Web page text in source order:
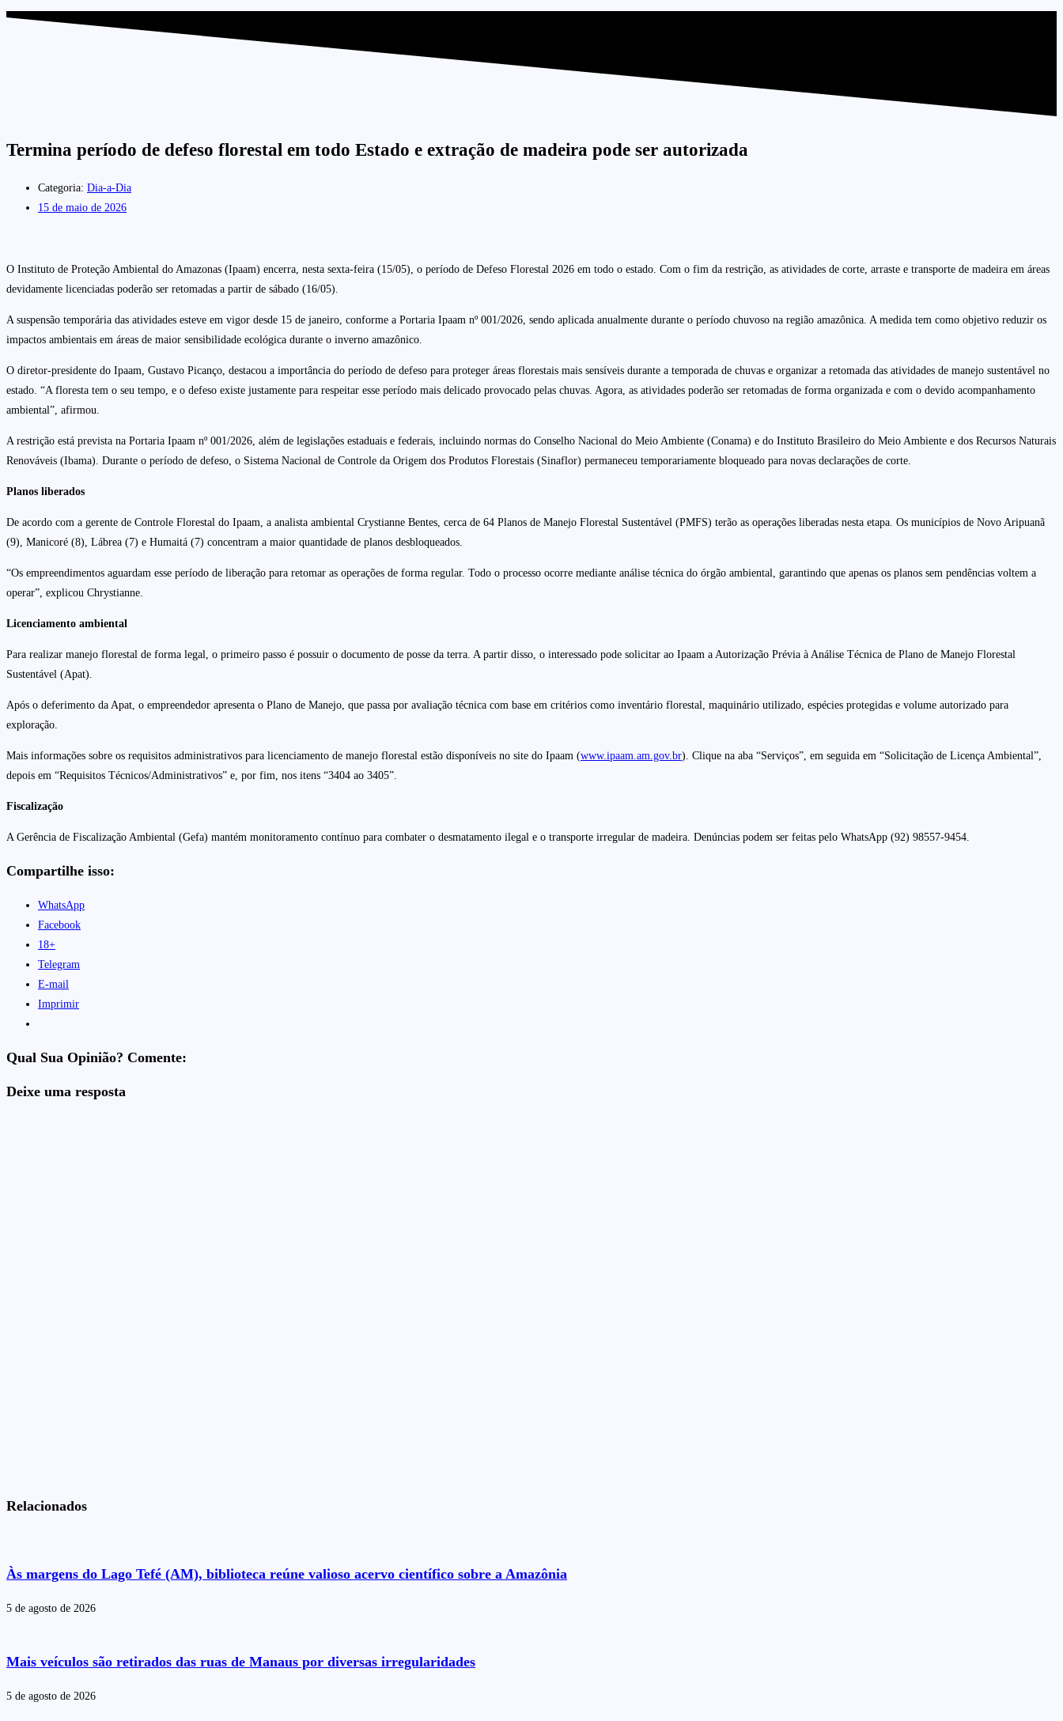
Termina período de defeso florestal em todo Estado e extração de madeira pode ser autorizada
Categoria: Dia-a-Dia
15 de maio de 2026
O Instituto de Proteção Ambiental do Amazonas (Ipaam) encerra, nesta sexta-feira (15/05), o período de Defeso Florestal 2026 em todo o estado. Com o fim da restrição, as atividades de corte, arraste e transporte de madeira em áreas
devidamente licenciadas poderão ser retomadas a partir de sábado (16/05).
A suspensão temporária das atividades esteve em vigor desde 15 de janeiro, conforme a Portaria Ipaam nº 001/2026, sendo aplicada anualmente durante o período chuvoso na região amazônica. A medida tem como objetivo reduzir os
impactos ambientais em áreas de maior sensibilidade ecológica durante o inverno amazônico.
O diretor-presidente do Ipaam, Gustavo Picanço, destacou a importância do período de defeso para proteger áreas florestais mais sensíveis durante a temporada de chuvas e organizar a retomada das atividades de manejo sustentável no
estado. “A floresta tem o seu tempo, e o defeso existe justamente para respeitar esse período mais delicado provocado pelas chuvas. Agora, as atividades poderão ser retomadas de forma organizada e com o devido acompanhamento
ambiental”, afirmou.
A restrição está prevista na Portaria Ipaam nº 001/2026, além de legislações estaduais e federais, incluindo normas do Conselho Nacional do Meio Ambiente (Conama) e do Instituto Brasileiro do Meio Ambiente e dos Recursos Naturais
Renováveis (Ibama). Durante o período de defeso, o Sistema Nacional de Controle da Origem dos Produtos Florestais (Sinaflor) permaneceu temporariamente bloqueado para novas declarações de corte.
Planos liberados
De acordo com a gerente de Controle Florestal do Ipaam, a analista ambiental Crystianne Bentes, cerca de 64 Planos de Manejo Florestal Sustentável (PMFS) terão as operações liberadas nesta etapa. Os municípios de Novo Aripuanã
(9), Manicoré (8), Lábrea (7) e Humaitá (7) concentram a maior quantidade de planos desbloqueados.
“Os empreendimentos aguardam esse período de liberação para retomar as operações de forma regular. Todo o processo ocorre mediante análise técnica do órgão ambiental, garantindo que apenas os planos sem pendências voltem a
operar”, explicou Chrystianne.
Licenciamento ambiental
Para realizar manejo florestal de forma legal, o primeiro passo é possuir o documento de posse da terra. A partir disso, o interessado pode solicitar ao Ipaam a Autorização Prévia à Análise Técnica de Plano de Manejo Florestal
Sustentável (Apat).
Após o deferimento da Apat, o empreendedor apresenta o Plano de Manejo, que passa por avaliação técnica com base em critérios como inventário florestal, maquinário utilizado, espécies protegidas e volume autorizado para
exploração.
Mais informações sobre os requisitos administrativos para licenciamento de manejo florestal estão disponíveis no site do Ipaam (www.ipaam.am.gov.br). Clique na aba “Serviços”, em seguida em “Solicitação de Licença Ambiental”,
depois em “Requisitos Técnicos/Administrativos” e, por fim, nos itens “3404 ao 3405”.
Fiscalização
A Gerência de Fiscalização Ambiental (Gefa) mantém monitoramento contínuo para combater o desmatamento ilegal e o transporte irregular de madeira. Denúncias podem ser feitas pelo WhatsApp (92) 98557-9454.
Compartilhe isso:
WhatsApp
Facebook
18+
Telegram
E-mail
Imprimir
Qual Sua Opinião? Comente:
Deixe uma resposta
Relacionados
Às margens do Lago Tefé (AM), biblioteca reúne valioso acervo científico sobre a Amazônia
5 de agosto de 2026
Mais veículos são retirados das ruas de Manaus por diversas irregularidades
5 de agosto de 2026